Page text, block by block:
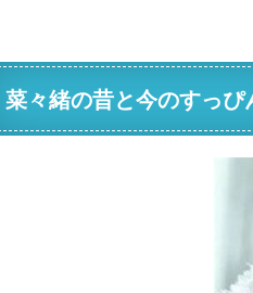
菜々緒の昔と今のすっ